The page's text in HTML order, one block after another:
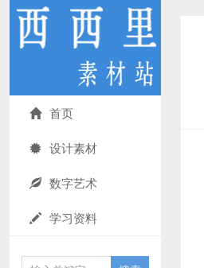
首页
设计素材
数字艺术
学习资料